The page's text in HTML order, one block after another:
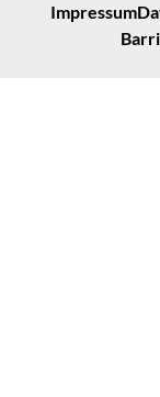
Impressum